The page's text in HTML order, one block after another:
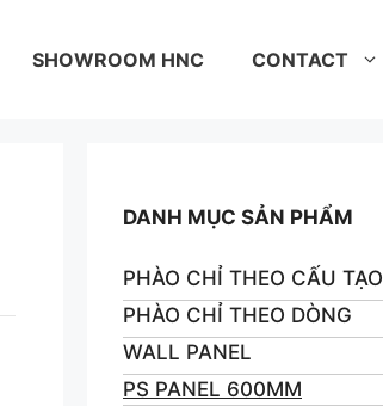
SHOWROOM HNC CONTACT
DANH MỤC SẢN PHẨM
PHÀO CHỈ THEO CẤU TẠO
PHÀO CHỈ THEO DÒNG
WALL PANEL
PS PANEL 600MM